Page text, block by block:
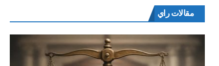
مقالات راي